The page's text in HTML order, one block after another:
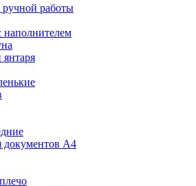
работы
наполнителем
документов А4